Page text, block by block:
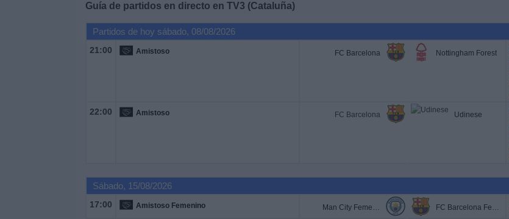
Guía de partidos en directo en TV3 (Cataluña)
Partidos de hoy sábado, 08/08/2026
21:00 Amistoso FC Barcelona Nottingham Forest
22:00 Amistoso FC Barcelona Udinese
Sábado, 15/08/2026
17:00 Amistoso Femenino Man City Femenino FC Barcelona Femenino